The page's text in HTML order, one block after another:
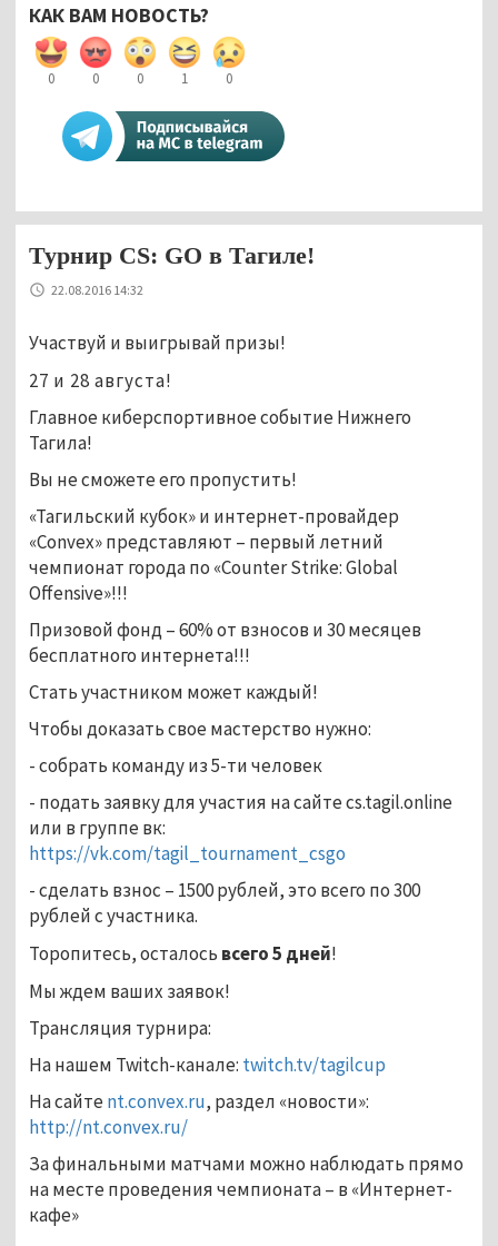
КАК ВАМ НОВОСТЬ?
0 0 0 1 0
Турнир CS: GO в Тагиле!
22.08.2016 14:32
Участвуй и выигрывай призы!
27 и 28 августа!
Главное киберспортивное событие Нижнего
Тагила!
Вы не сможете его пропустить!
«Тагильский кубок» и интернет-провайдер
«Convex» представляют – первый летний
чемпионат города по «Counter Strike: Global
Offensive»!!!
Призовой фонд – 60% от взносов и 30 месяцев
бесплатного интернета!!!
Стать участником может каждый!
Чтобы доказать свое мастерство нужно:
- собрать команду из 5-ти человек
- подать заявку для участия на сайте cs.tagil.online
или в группе вк:
https://vk.com/tagil_tournament_csgo
- сделать взнос – 1500 рублей, это всего по 300
рублей с участника.
Торопитесь, осталось всего 5 дней!
Мы ждем ваших заявок!
Трансляция турнира:
На нашем Twitch-канале: twitch.tv/tagilcup
На сайте nt.convex.ru, раздел «новости»:
http://nt.convex.ru/
За финальными матчами можно наблюдать прямо
на месте проведения чемпионата – в «Интернет-
кафе»